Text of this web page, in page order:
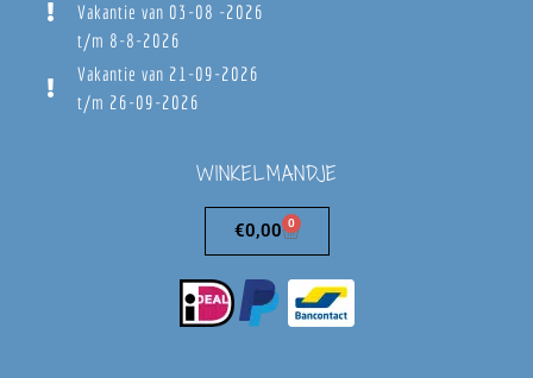
Vakantie van 03-08 -2026
t/m 8-8-2026
Vakantie van 21-09-2026
t/m 26-09-2026
WINKELMANDJE
€0,00 0